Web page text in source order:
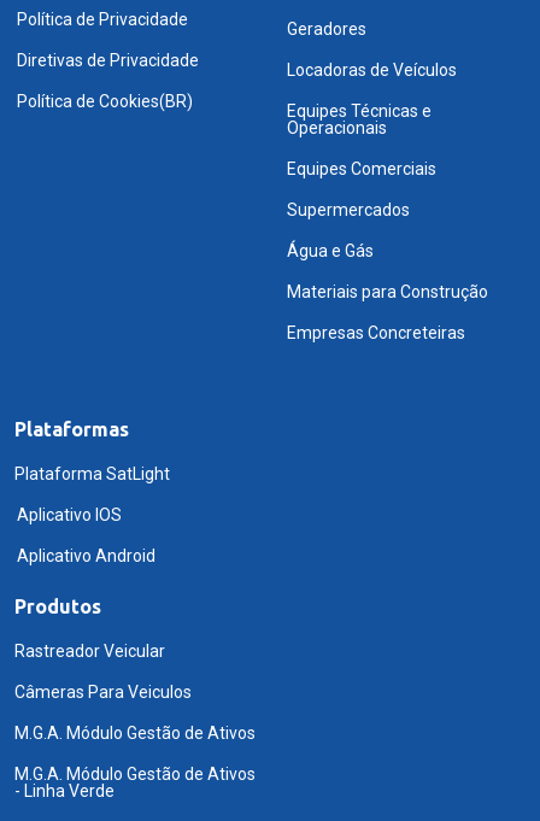
Política de Privacidade
Diretivas de Privacidade
Política de Cookies(BR)
Geradores
Locadoras de Veículos
Equipes Técnicas e
Operacionais
Equipes Comerciais
Supermercados
Água e Gás
Materiais para Construção
Empresas Concreteiras
Plataformas
Plataforma SatLight
Aplicativo IOS
Aplicativo Android
Produtos
Rastreador Veicular
Câmeras Para Veiculos
M.G.A. Módulo Gestão de Ativos
M.G.A. Módulo Gestão de Ativos
- Linha Verde